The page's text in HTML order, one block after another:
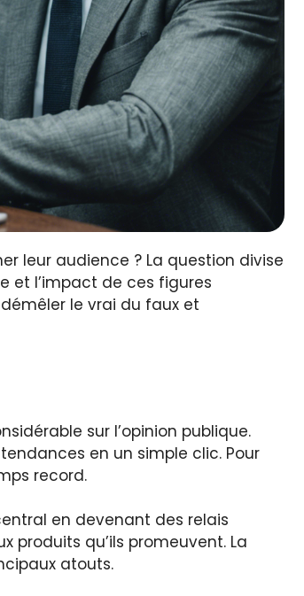
leur audience ? La question divise
et l’impact de ces figures
le vrai du faux et
sur l’opinion publique.
en un simple clic. Pour
record.
en devenant des relais
qu’ils promeuvent. La
atouts.